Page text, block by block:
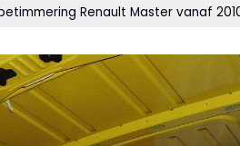
Renault Master vanaf